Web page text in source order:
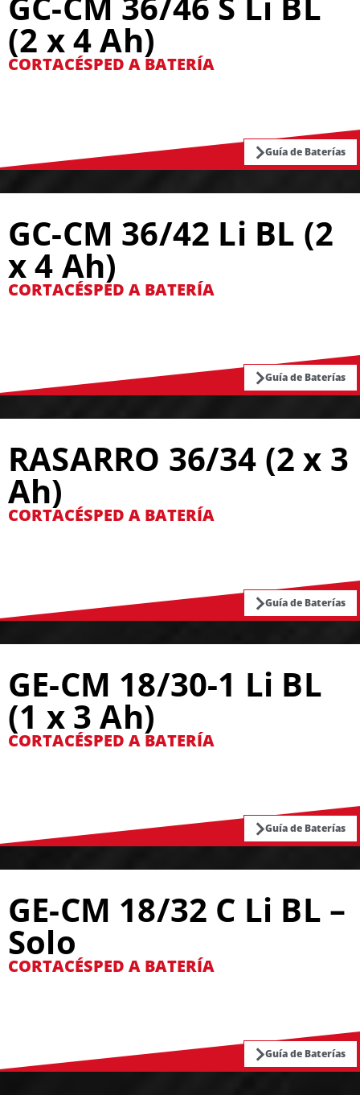
(2 x 4 Ah)
CORTACÉSPED A BATERÍA
Guía de Baterías
GC-CM 36/42 Li BL (2
x 4 Ah)
CORTACÉSPED A BATERÍA
Guía de Baterías
RASARRO 36/34 (2 x 3
Ah)
CORTACÉSPED A BATERÍA
Guía de Baterías
GE-CM 18/30-1 Li BL
(1 x 3 Ah)
CORTACÉSPED A BATERÍA
Guía de Baterías
GE-CM 18/32 C Li BL –
Solo
CORTACÉSPED A BATERÍA
Guía de Baterías